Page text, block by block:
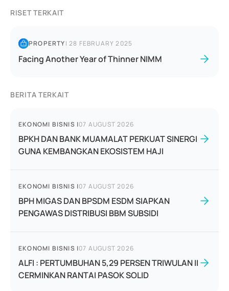
RISET TERKAIT
PROPERTY|28 FEBRUARY 2025
Facing Another Year of Thinner NIMM
BERITA TERKAIT
EKONOMI BISNIS |07 AUGUST 2026
BPKH DAN BANK MUAMALAT PERKUAT SINERGI
GUNA KEMBANGKAN EKOSISTEM HAJI
EKONOMI BISNIS |07 AUGUST 2026
BPH MIGAS DAN BPSDM ESDM SIAPKAN
PENGAWAS DISTRIBUSI BBM SUBSIDI
EKONOMI BISNIS |07 AUGUST 2026
ALFI : PERTUMBUHAN 5,29 PERSEN TRIWULAN II
CERMINKAN RANTAI PASOK SOLID